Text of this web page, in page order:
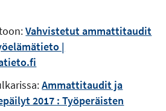
Vahvistetut ammattitaudit
|
Ammattitaudit ja
2017 : Työperäisten